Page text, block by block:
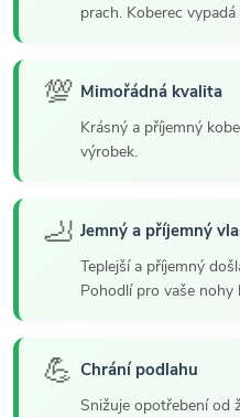
prach. Koberec
💯 Mimořádná kvalita
Krásný a příjemný
výrobek.
🦶 Jemný a příjemný
Teplejší a příjemný
Pohodlí pro vaše nohy
💪 Chrání podlahu
Snižuje opotřebení od